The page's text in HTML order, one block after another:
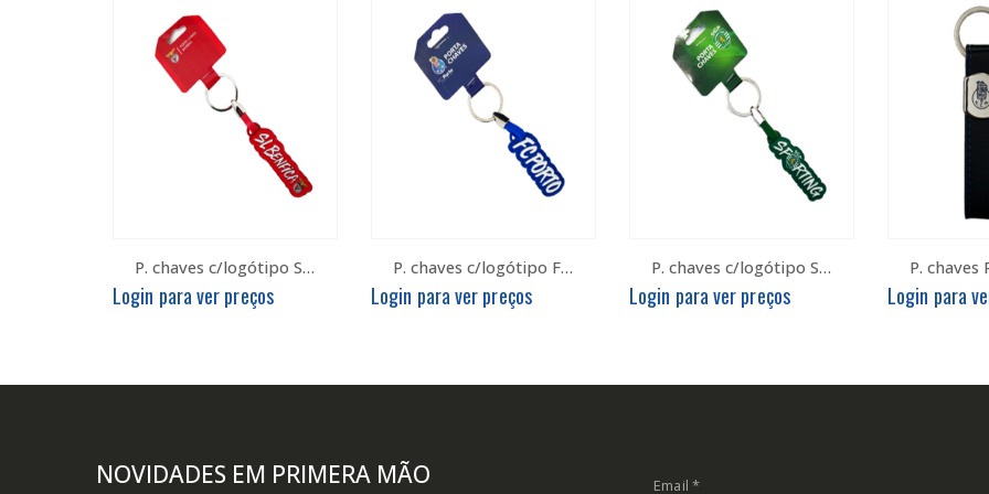
P. chaves c/logótipo SLB
Login para ver preços
P. chaves c/logótipo FCP
Login para ver preços
P. chaves c/logótipo SCP
Login para ver preços Login para
NOVIDADES EM PRIMERA MÃO Email*